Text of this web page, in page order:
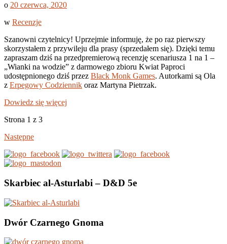
o 20 czerwca, 2020
w Recenzje
Szanowni czytelnicy! Uprzejmie informuję, że po raz pierwszy
skorzystałem z przywileju dla prasy (sprzedałem się). Dzięki temu
zapraszam dziś na przedpremierową recenzję scenariusza 1 na 1 –
„Wianki na wodzie” z darmowego zbioru Kwiat Paproci
udostępnionego dziś przez Black Monk Games. Autorkami są Ola
z Erpegowy Codziennik oraz Martyna Pietrzak.
Dowiedz się więcej
Strona 1 z 3
Następne
Skarbiec al-Asturlabi – D&D 5e
Dwór Czarnego Gnoma